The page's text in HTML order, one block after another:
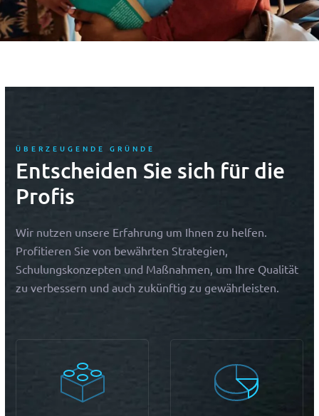
ÜBERZEUGENDE GRÜNDE
Entscheiden Sie sich für die
Profis
Wir nutzen unsere Erfahrung um Ihnen zu helfen.
Profitieren Sie von bewährten Strategien,
Schulungskonzepten und Maßnahmen, um Ihre Qualität
zu verbessern und auch zukünftig zu gewährleisten.